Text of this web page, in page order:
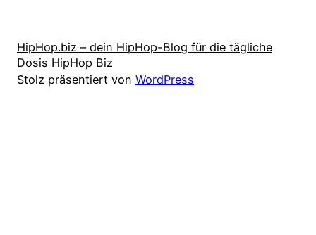
HipHop.biz – dein HipHop-Blog für die tägliche
Dosis HipHop Biz
Stolz präsentiert von WordPress